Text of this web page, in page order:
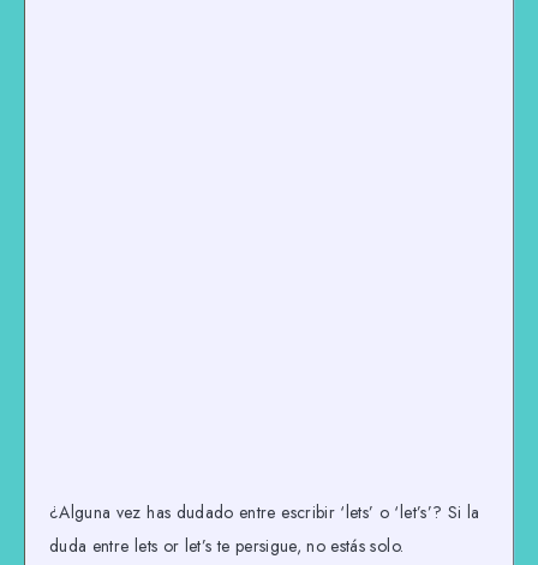
¿Alguna vez has dudado entre escribir ‘lets’ o ‘let’s’? Si la
duda entre lets or let’s te persigue, no estás solo.